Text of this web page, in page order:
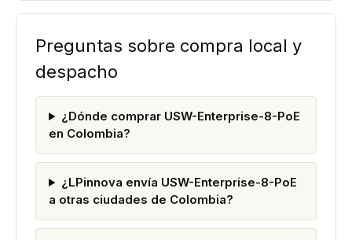
Preguntas sobre compra local y
despacho
¿Dónde comprar USW-Enterprise-8-PoE
en Colombia?
¿LPinnova envía USW-Enterprise-8-PoE
a otras ciudades de Colombia?